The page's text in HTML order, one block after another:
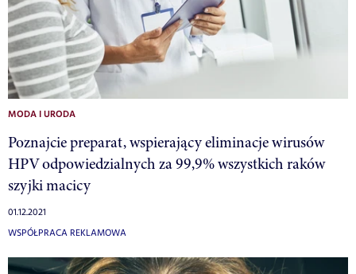
MODA I URODA
Poznajcie preparat, wspierający eliminacje wirusów
HPV odpowiedzialnych za 99,9% wszystkich raków
szyjki macicy
01.12.2021
WSPÓŁPRACA REKLAMOWA